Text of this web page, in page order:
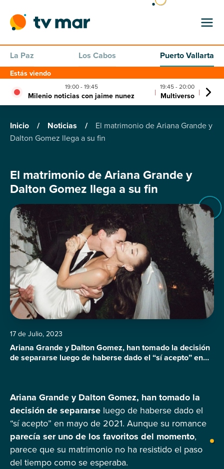
La Paz Los Cabos Puerto Vallarta
Estás viendo
19:00 - 19:45
Milenio noticias con jaime nunez | 19:45 - 20:00
Multiverso | 20:00
CPS
Inicio / Noticias /
El matrimonio de Ariana Grande y
Dalton Gomez llega a su fin
El matrimonio de Ariana Grande y
Dalton Gomez llega a su fin
17 de Julio, 2023
Ariana Grande y Dalton Gomez, han tomado la decisión
de separarse luego de haberse dado el “sí acepto” en
Según fuentes cercanas a la pareja, Grande y […]
Ariana Grande y Dalton Gomez, han tomado la
decisión de separarse luego de haberse dado el
“sí acepto” en mayo de 2021. Aunque su romance
parecía ser uno de los favoritos del momento,
parece que su matrimonio no ha resistido el paso
del tiempo como se esperaba.